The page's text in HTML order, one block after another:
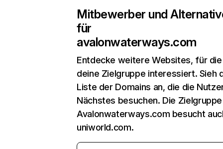
Mitbewerber und
für
avalonwaterways.com
Entdecke weitere Websites, für
deine Zielgruppe interessiert. Sieh
Liste der Domains an, die die
Nächstes besuchen. Die
Avalonwaterways.com besucht
uniworld.com.